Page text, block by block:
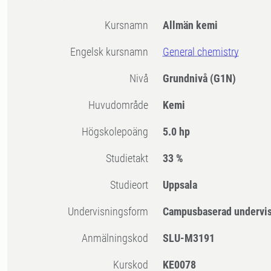
Kursnamn Allmän kemi
Engelsk kursnamn General chemistry
Nivå Grundnivå (G1N)
Huvudområde Kemi
högskolepoäng 5.0 hp
Studietakt 33 %
Studieort Uppsala
Undervisningsform Campusbaserad
Anmälningskod SLU-M3191
Kurskod KE0078